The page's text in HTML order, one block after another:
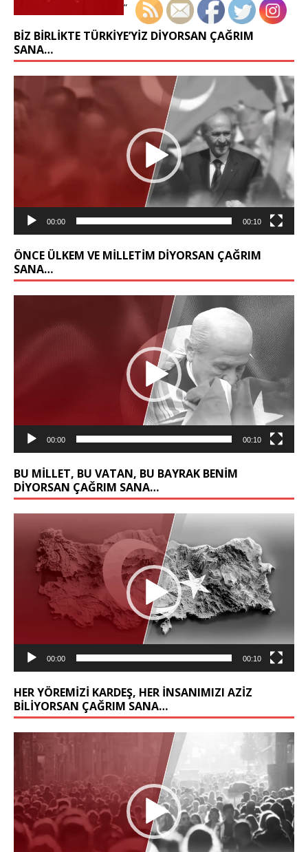
“
BIZ BIRLIKTE TÜRKIYE’YIZ DIYORSAN ÇAĞRIM
SANA…
oynatıcı
00:00 00:10
ÖNCE ÜLKEM VE MILLETIM DIYORSAN ÇAĞRIM
SANA…
00:00 00:10
BU MİLLET, BU VATAN, BU BAYRAK BENİM
DİYORSAN ÇAĞRIM SANA…
oynatıcı
00:00 00:10
HER YÖREMİZİ KARDEŞ, HER İNSANIMIZI AZİZ
BİLİYORSAN ÇAĞRIM SANA…
Video
oynatıcı